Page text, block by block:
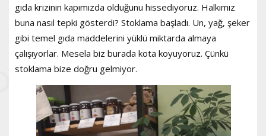
gıda krizinin kapımızda olduğunu hissediyoruz. Halkımız
buna nasıl tepki gösterdi? Stoklama başladı. Un, yağ, şeker
gibi temel gıda maddelerini yüklü miktarda almaya
çalışıyorlar. Mesela biz burada kota koyuyoruz. Çünkü
stoklama bize doğru gelmiyor.